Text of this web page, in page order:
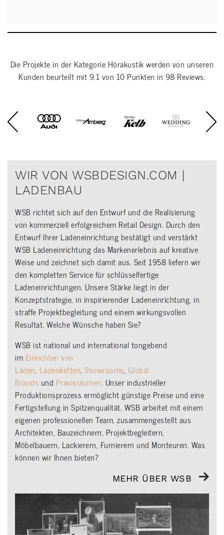
Die Projekte in der Kategorie Hörakustikwerden von unseren
Kunden beurteilt mit9.1 von 10 Punkten in 98 Reviews.
WIR VON WSBDESIGN.COM |
LADENBAU
WSB richtet sich auf den Entwurf und die Realisierung
von kommerziell erfolgreichem Retail Design. Durch den
Entwurf Ihrer Ladeneinrichtung bestätigt und verstärkt
WSB Ladeneinrichtung das Markenerlebnis auf kreative
Weise und zeichnet sich damit aus. Seit 1958 liefern wir
den kompletten Service für schlüsselfertige
Ladeneinrichtungen. Unsere Stärke liegt in der
Konzeptstrategie, in inspirierender Ladeneinrichtung, in
straffe Projektbegleitung und einem wirkungsvollen
Resultat. Welche Wünsche haben Sie?
WSB ist national und international tongebend
im Einrichten von
Läden, Ladenketten, Showrooms, Global
Brands und Praxisräumen. Unser industrieller
Produktionsprozess ermöglicht günstige Preise und eine
Fertigstellung in Spitzenqualität. WSB arbeitet mit einem
eigenen professionellen Team, zusammengestellt aus
Architekten, Bauzeichnern, Projektbegleitern,
Möbelbauern, Lackierern, Furnierern und Monteuren. Was
können wir Ihnen bieten?
MEHR ÜBER WSB